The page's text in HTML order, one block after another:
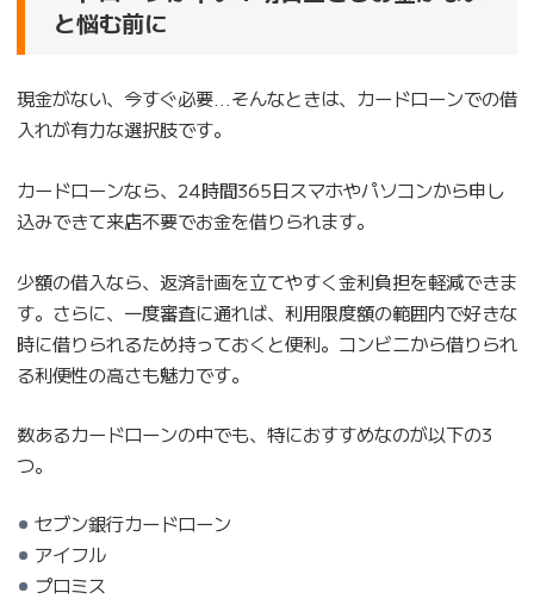
と悩む前に
現金がない、今すぐ必要…そんなときは、カードローンでの借
入れが有力な選択肢です。
カードローンなら、24時間365日スマホやパソコンから申し
込みできて来店不要でお金を借りられます。
少額の借入なら、返済計画を立てやすく金利負担を軽減できま
す。さらに、一度審査に通れば、利用限度額の範囲内で好きな
時に借りられるため持っておくと便利。コンビニから借りられ
る利便性の高さも魅力です。
数あるカードローンの中でも、特におすすめなのが以下の3
つ。
セブン銀行カードローン
アイフル
プロミス